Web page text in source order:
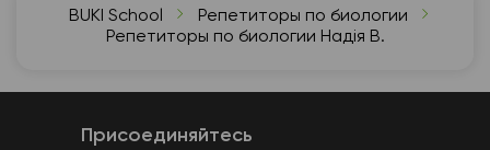
BUKI School
Репетиторы по биологии
Репетиторы по биологии Надія В.
Присоединяйтесь